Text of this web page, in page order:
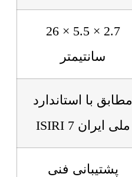
2.7 × 5.5 × 26
سانتیمتر
مطابق با استاندارد
ملی ایران 7 ISIRI
پشتیبانی فنی